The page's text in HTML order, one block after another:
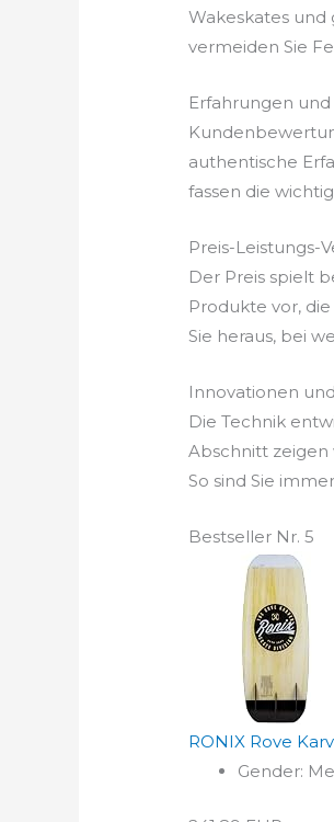
Wakeskates
vermeiden Sie
Erfahrungen
authentische
fassen die
Preis-Leistungs-
Der Preis spielt
Produkte vor,
Sie heraus, bei
Innovationen
Die Technik
Abschnitt
So sind Sie
Bestseller Nr. 5
RONIX Rove
Gender: